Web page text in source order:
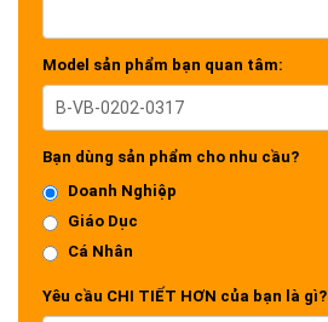
Model sản phẩm bạn quan tâm:
Bạn dùng sản phẩm cho nhu cầu?
Doanh Nghiệp
Giáo Dục
Cá Nhân
Yêu cầu CHI TIẾT HƠN của bạn là gì?